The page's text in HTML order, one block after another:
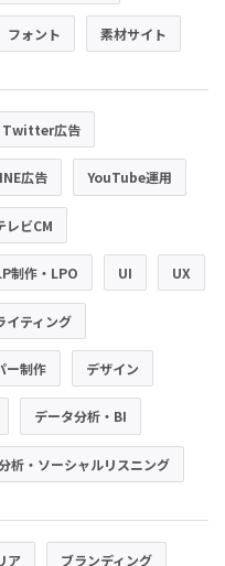
フォント 素材サイト
Twitter広告
広告 YouTube運用
レビCM
制作・LPO UI UX
イティング
ー制作 デザイン
データ分析・BI
析・ソーシャルリスニング
ア ブランディング